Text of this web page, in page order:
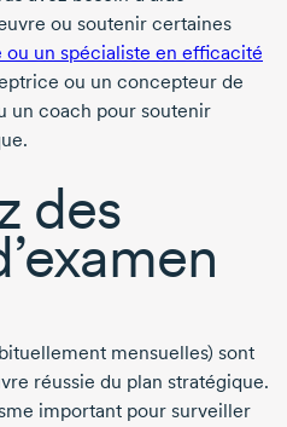
ou soutenir certaines
ou un spécialiste en efficacité
ou un concepteur de
un coach pour soutenir
des
mensuelles) sont
réussie du plan stratégique.
important pour surveiller